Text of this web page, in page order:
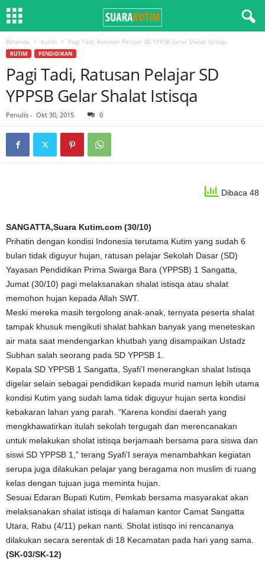
Beranda kutim Pagi Tadi, Ratusan Pelajar SD YPPSB Gelar Shalat Istisqa
KUTIM PENDIDIKAN
Pagi Tadi, Ratusan Pelajar SD
YPPSB Gelar Shalat Istisqa
Penulis - Okt 30, 2015 0
Dibaca 48
SANGATTA,Suara Kutim.com (30/10)
Prihatin dengan kondisi Indonesia terutama Kutim yang sudah 6
bulan tidak diguyur hujan, ratusan pelajar Sekolah Dasar (SD)
Yayasan Pendidikan Prima Swarga Bara (YPPSB) 1 Sangatta,
Jumat (30/10) pagi melaksanakan shalat istisqa atau shalat
memohon hujan kepada Allah SWT.
Meski mereka masih tergolong anak-anak, ternyata peserta shalat
tampak khusuk mengikuti shalat bahkan banyak yang meneteskan
air mata saat mendengarkan khutbah yang disampaikan Ustadz
Subhan salah seorang pada SD YPPSB 1.
Kepala SD YPPSB 1 Sangatta, Syafi’I menerangkan shalat Istisqa
digelar selain sebagai pendidikan kepada murid namun lebih utama
kondisi Kutim yang sudah lama tidak diguyur hujan serta kondisi
kebakaran lahan yang parah. “Karena kondisi daerah yang
mengkhawatirkan itulah sekolah tergugah dan merencanakan
untuk melakukan sholat istisqa berjamaah bersama para siswa dan
siswi SD YPPSB 1,” terang Syafi’I seraya menambahkan kegiatan
serupa juga dilakukan pelajar yang beragama non muslim di ruang
kelas dengan tujuan juga meminta hujan.
Sesuai Edaran Bupati Kutim, Pemkab bersama masyarakat akan
melaksanakan shalat istisqa di halaman kantor Camat Sangatta
Utara, Rabu (4/11) pekan nanti. Sholat istisqo ini rencananya
dilakukan secara serentak di 18 Kecamatan pada hari yang sama.
(SK-03/SK-12)